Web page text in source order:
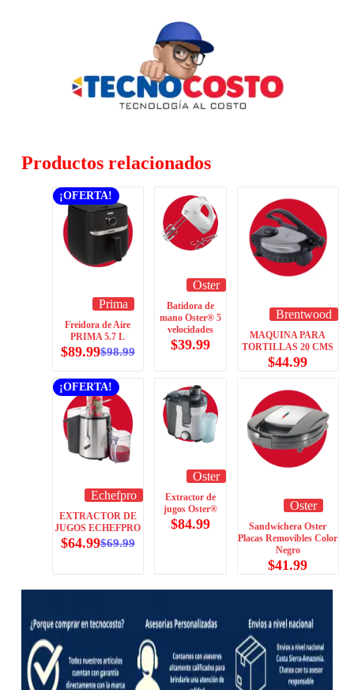
Productos relacionados
¡OFERTA!
Prima
Freidora de Aire
PRIMA 5.7 L
$98.99
$89.99
Oster
Batidora de
mano Oster® 5
velocidades
$39.99
Brentwood
MAQUINA PARA
TORTILLAS 20 CMS
$44.99
¡OFERTA!
Echefpro
EXTRACTOR DE
JUGOS ECHEFPRO
$69.99
$64.99
Oster
Extractor de
jugos Oster®
$84.99
Oster
Sandwichera Oster
Placas Removibles Color
Negro
$41.99